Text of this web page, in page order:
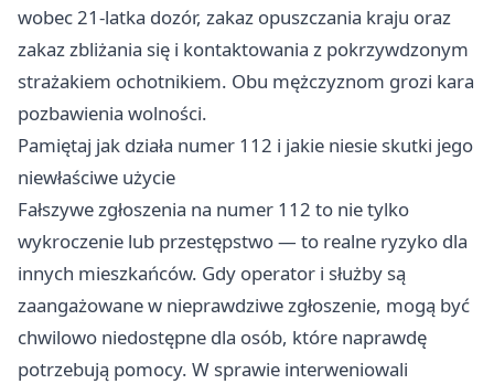
wobec 21-latka dozór, zakaz opuszczania kraju oraz
zakaz zbliżania się i kontaktowania z pokrzywdzonym
strażakiem ochotnikiem. Obu mężczyznom grozi kara
pozbawienia wolności.
Pamiętaj jak działa numer 112 i jakie niesie skutki jego
niewłaściwe użycie
Fałszywe zgłoszenia na numer 112 to nie tylko
wykroczenie lub przestępstwo — to realne ryzyko dla
innych mieszkańców. Gdy operator i służby są
zaangażowane w nieprawdziwe zgłoszenie, mogą być
chwilowo niedostępne dla osób, które naprawdę
potrzebują pomocy. W sprawie interweniowali